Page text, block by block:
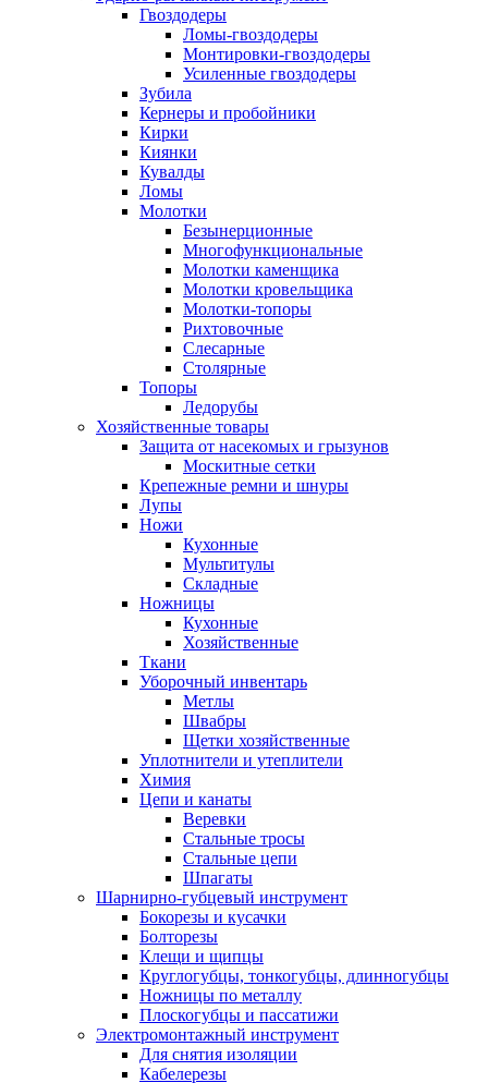
Гвоздодеры
Ломы-гвоздодеры
Монтировки-гвоздодеры
Усиленные гвоздодеры
Зубила
Кернеры и пробойники
Кирки
Киянки
Кувалды
Ломы
Молотки
Безынерционные
Многофункциональные
Молотки каменщика
Молотки кровельщика
Молотки-топоры
Рихтовочные
Слесарные
Столярные
Топоры
Ледорубы
Хозяйственные товары
Защита от насекомых и грызунов
Москитные сетки
Крепежные ремни и шнуры
Лупы
Ножи
Кухонные
Мультитулы
Складные
Ножницы
Кухонные
Хозяйственные
Ткани
Уборочный инвентарь
Метлы
Швабры
Щетки хозяйственные
Уплотнители и утеплители
Химия
Цепи и канаты
Веревки
Стальные тросы
Стальные цепи
Шпагаты
Шарнирно-губцевый инструмент
Бокорезы и кусачки
Болторезы
Клещи и щипцы
Круглогубцы, тонкогубцы, длинногубцы
Ножницы по металлу
Плоскогубцы и пассатижи
Электромонтажный инструмент
Для снятия изоляции
Кабелерезы